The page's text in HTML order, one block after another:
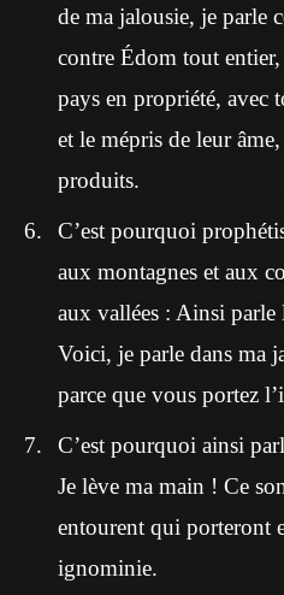
de ma jalousie, je parle
contre Édom tout
pays en propriété, avec
et le mépris de leur
produits.
C’est pourquoi
aux montagnes et aux
aux vallées : Ainsi parle
Voici, je parle dans ma
parce que vous portez
C’est pourquoi ainsi
Je lève ma main ! Ce
entourent qui porteront
ignominie.